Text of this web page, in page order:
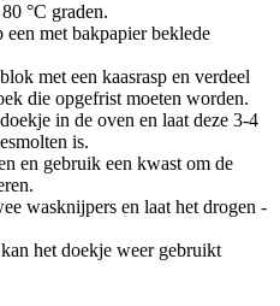
°C graden.
met bakpapier beklede
met een kaasrasp en verdeel
die opgefrist moeten worden.
in de oven en laat deze 3-4
is.
en gebruik een kwast om de
wasknijpers en laat het drogen -
het doekje weer gebruikt